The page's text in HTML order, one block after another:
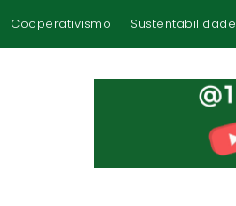
Cooperativismo Sustentabilidade